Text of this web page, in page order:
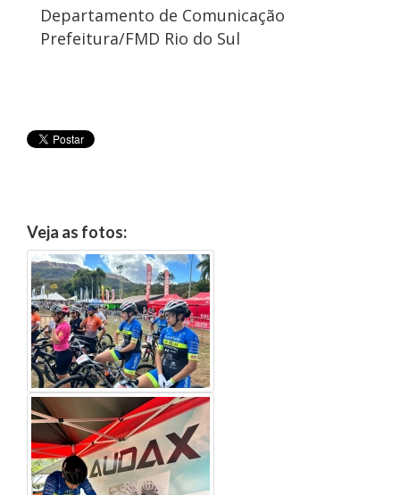
Departamento de Comunicação
Prefeitura/FMD Rio do Sul
Veja as fotos: